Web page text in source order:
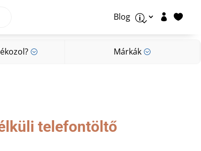
Blog p  
; Márkák ;
Márkák;
telefontöltő